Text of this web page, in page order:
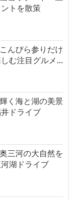
トを散策
んぴら参りだけ
む注目グルメ…
く海と湖の美景
ドライブ
三河の大自然を
湖ドライブ